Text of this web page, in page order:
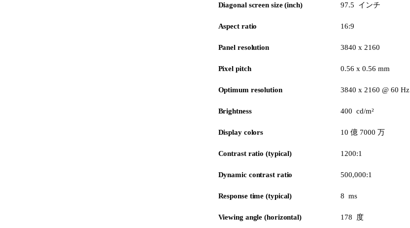
Diagonal screen size (inch) 97.5 インチ
Aspect ratio 16:9
Panel resolution 3840 x 2160
Pixel pitch 0.56 x 0.56 mm
Optimum resolution 3840 x 2160 @ 60 Hz
Brightness 400 cd/m²
Display colors 10 億 7000 万
Contrast ratio (typical) 1200:1
Dynamic contrast ratio 500,000:1
Response time (typical) 8 ms
Viewing angle (horizontal) 178 度